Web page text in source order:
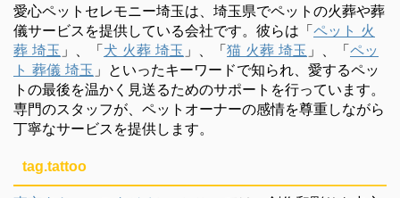
愛心ペットセレモニー埼玉は、埼玉県でペットの火葬や葬
儀サービスを提供している会社です。彼らは「ペット 火
葬 埼玉 」、「犬 火葬 埼玉 」、「猫 火葬 埼玉 」、「ペッ
ト 葬儀 埼玉 」といったキーワードで知られ、愛するペッ
トの最後を温かく見送るためのサポートを行っています。
専門のスタッフが、ペットオーナーの感情を尊重しながら
丁寧なサービスを提供します。
tag.tattoo